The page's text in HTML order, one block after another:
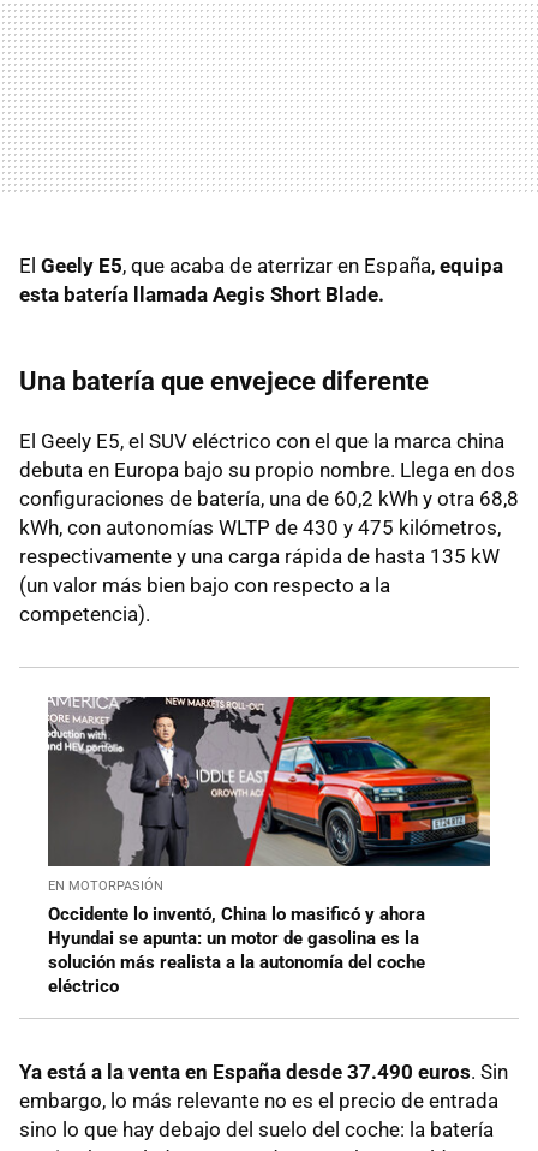
El Geely E5, que acaba de aterrizar en España, equipa
esta batería llamada Aegis Short Blade.
Una batería que envejece diferente
El Geely E5, el SUV eléctrico con el que la marca china
debuta en Europa bajo su propio nombre. Llega en dos
configuraciones de batería, una de 60,2 kWh y otra 68,8
kWh, con autonomías WLTP de 430 y 475 kilómetros,
respectivamente y una carga rápida de hasta 135 kW
(un valor más bien bajo con respecto a la
competencia).
EN MOTORPASIÓN
Occidente lo inventó, China lo masificó y ahora
Hyundai se apunta: un motor de gasolina es la
solución más realista a la autonomía del coche
eléctrico
Ya está a la venta en España desde 37.490 euros. Sin
embargo, lo más relevante no es el precio de entrada
sino lo que hay debajo del suelo del coche: la batería